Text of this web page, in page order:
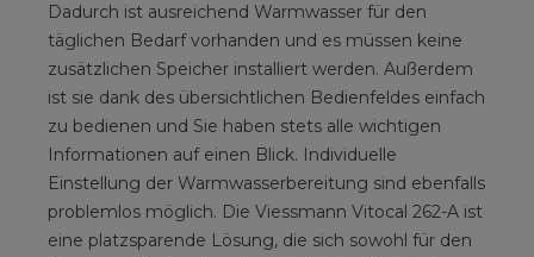
Dadurch ist ausreichend Warmwasser für den
täglichen Bedarf vorhanden und es müssen keine
zusätzlichen Speicher installiert werden. Außerdem
ist sie dank des übersichtlichen Bedienfeldes einfach
zu bedienen und Sie haben stets alle wichtigen
Informationen auf einen Blick. Individuelle
Einstellung der Warmwasserbereitung sind ebenfalls
problemlos möglich. Die Viessmann Vitocal 262-A ist
eine platzsparende Lösung, die sich sowohl für den